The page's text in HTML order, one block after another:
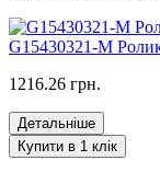
G15430321-M
1216.26 грн.
Детальніше
Купити в 1 клік